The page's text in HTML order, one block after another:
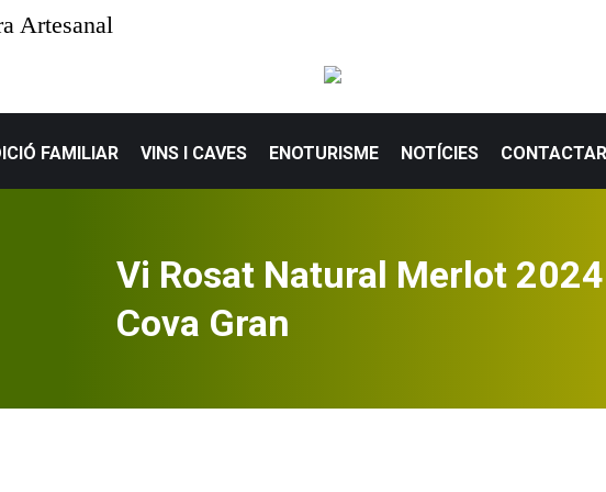
Artesanal
FAMILIAR VINS I CAVES ENOTURISME NOTÍCIES CONTACTAR
Vi Rosat Natural Merlot 2024
Cova Gran